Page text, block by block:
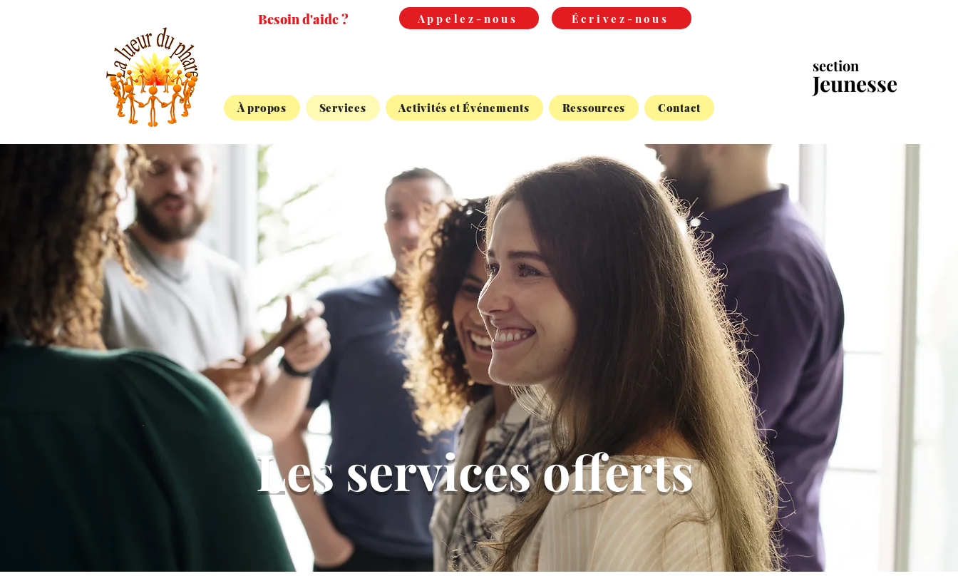
Besoin d'aide ? Appelez-nous Écrivez-nous
À propos Services Activités et Événements Ressources Contact
Jeunesse
section
Les services offerts